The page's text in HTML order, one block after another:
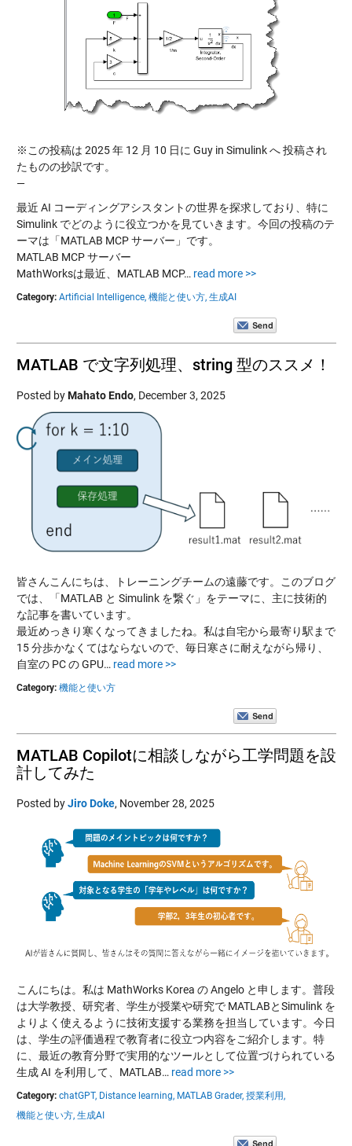
※この投稿は 2025 年 12 月 10 日に Guy in Simulink へ 投稿され
たものの抄訳です。
—
最近 AI コーディングアシスタントの世界を探求しており、特に
Simulink でどのように役立つかを見ていきます。今回の投稿のテ
ーマは「MATLAB MCP サーバー」です。
MATLAB MCP サーバー
MathWorksは最近、MATLAB MCP… read more >>
Category: Artificial Intelligence, 機能と使い方, 生成AI
MATLAB で文字列処理、string 型のススメ！
Posted byMahato Endo, December 3, 2025
皆さんこんにちは、トレーニングチームの遠藤です。このブログ
では、「MATLAB と Simulink を繋ぐ」をテーマに、主に技術的
な記事を書いています。
最近めっきり寒くなってきましたね。私は自宅から最寄り駅まで
15 分歩かなくてはならないので、毎日寒さに耐えながら帰り、
自室の PC の GPU… read more >>
Category: 機能と使い方
MATLAB Copilotに相談しながら工学問題を設
計してみた
Posted byJiro Doke, November 28, 2025
こんにちは。私は MathWorks Korea の Angelo と申します。普段
は大学教授、研究者、学生が授業や研究で MATLABとSimulink を
よりよく使えるように技術支援する業務を担当しています。今日
は、学生の評価過程で教育者に役立つ内容をご紹介します。特
に、最近の教育分野で実用的なツールとして位置づけられている
生成 AI を利用して、MATLAB… read more >>
Category: chatGPT, Distance learning, MATLAB Grader, 授業利用,
機能と使い方, 生成AI